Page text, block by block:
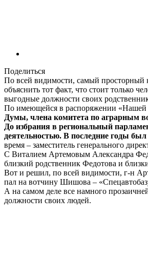
Поделиться
По всей видимости, самый просторный
объяснить тот факт, что стоит только
выгодные должности своих
По имеющейся в распоряжении «Нашей
Думы, члена комитета по аграрным
До избрания в региональный
деятельностью. В последние годы
время – заместитель генерального
С Виталием Артемовым Александра
близкий родственник Федотова и
Вот и решил, по всей видимости, г-н
пал на вотчину Шишова –
А на самом деле все намного
должности своих людей.